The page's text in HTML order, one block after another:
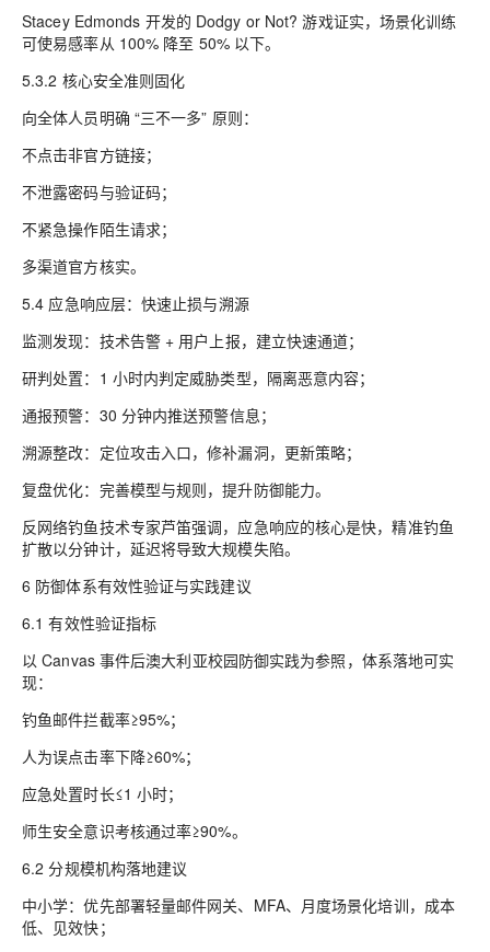
Stacey Edmonds 开发的 Dodgy or Not? 游戏证实，场景化训练
可使易感率从 100% 降至 50% 以下。
5.3.2 核心安全准则固化
向全体人员明确 “三不一多” 原则：
不点击非官方链接；
不泄露密码与验证码；
不紧急操作陌生请求；
多渠道官方核实。
5.4 应急响应层：快速止损与溯源
监测发现：技术告警 + 用户上报，建立快速通道；
研判处置：1 小时内判定威胁类型，隔离恶意内容；
通报预警：30 分钟内推送预警信息；
溯源整改：定位攻击入口，修补漏洞，更新策略；
复盘优化：完善模型与规则，提升防御能力。
反网络钓鱼技术专家芦笛强调，应急响应的核心是快，精准钓鱼
扩散以分钟计，延迟将导致大规模失陷。
6 防御体系有效性验证与实践建议
6.1 有效性验证指标
以 Canvas 事件后澳大利亚校园防御实践为参照，体系落地可实
现：
钓鱼邮件拦截率≥95%；
人为误点击率下降≥60%；
应急处置时长≤1 小时；
师生安全意识考核通过率≥90%。
6.2 分规模机构落地建议
中小学：优先部署轻量邮件网关、MFA、月度场景化培训，成本
低、见效快；